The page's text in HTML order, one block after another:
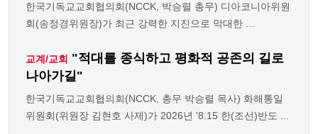
한국기독교교회협의회(NCCK, 박승렬 총무) 디아코니아위원
회(송정경위원장)가 최근 강력한 지진으로 막대한 ...
교계/교회 "적대를 종식하고 평화적 공존의 길로
나아가길"
한국기독교교회협의회(NCCK, 총무 박승렬 목사) 화해통일
위원회(위원장 김현호 사제)가 2026년 '8.15 한(조선)반도 ...